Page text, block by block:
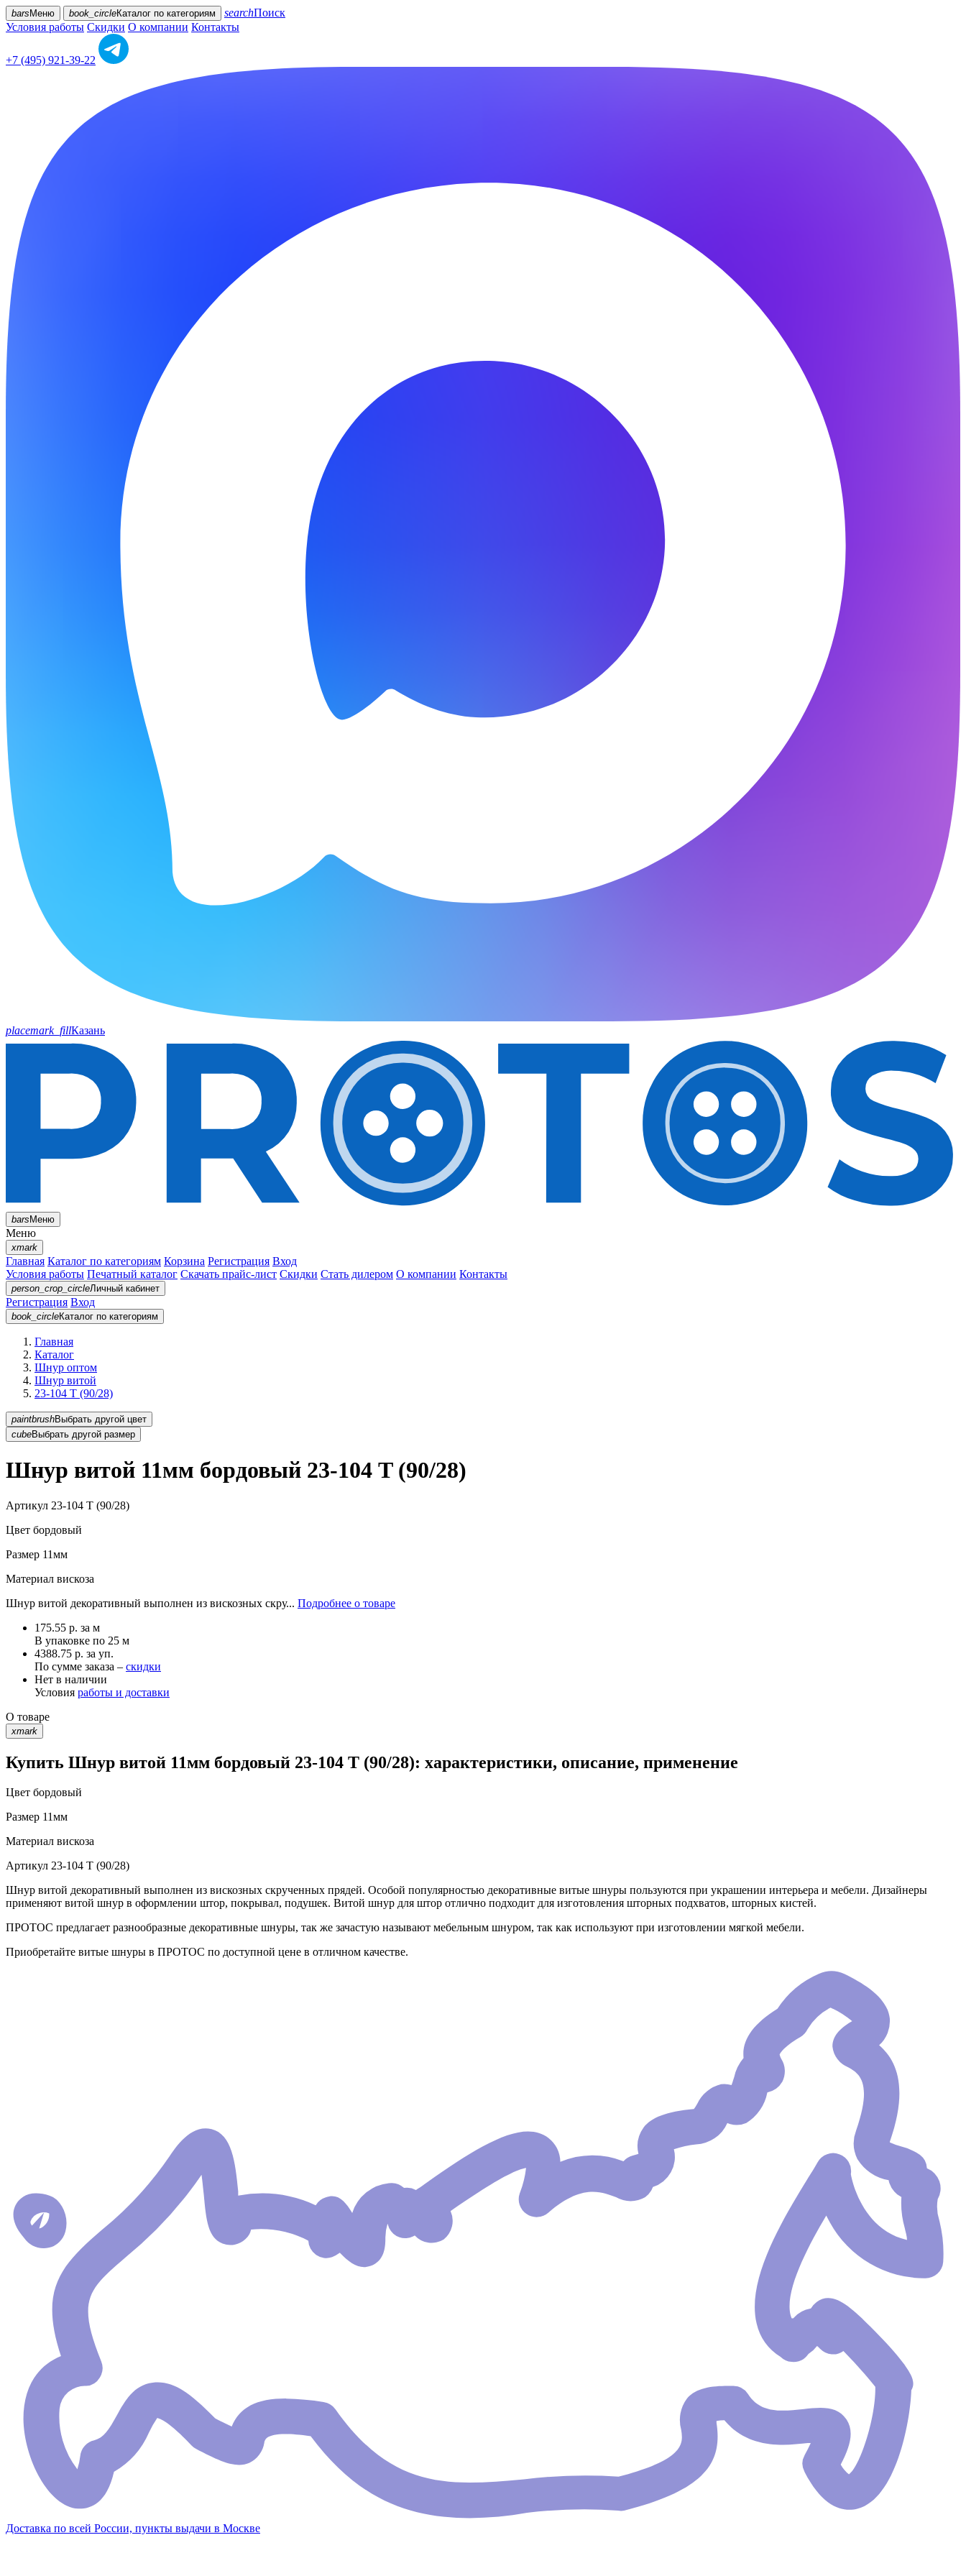
bars Меню book_circleКаталог по категориям searchПоиск
Условия работы Скидки О компании Контакты
+7 (495) 921-39-22
placemark_fillКазань
barsМеню
Меню
xmark
Главная Каталог по категориям Корзина Регистрация Вход
Условия работы Печатный каталог Скачать прайс-лист Скидки Стать дилером О компании Контакты
person_crop_circleЛичный кабинет
Регистрация Вход
book_circleКаталог по категориям
Главная
Каталог
Шнур оптом
Шнур витой
23-104 T (90/28)
paintbrush
Выбрать другой цвет
cubeВыбрать другой размер
Шнур витой 11мм бордовый 23-104 T (90/28)
Артикул 23-104 T (90/28)
Цвет бордовый
Размер 11мм
Материал вискоза
Шнур витой декоративный выполнен из вискозных скру... Подробнее о товаре
175.55 р. за м
В упаковке по 25 м
4388.75 р. за уп.
По сумме заказа – скидки
Нет в наличии
Условия работы и доставки
О товаре
xmark
Купить Шнур витой 11мм бордовый 23-104 T (90/28): характеристики, описание, применение
Цвет бордовый
Размер 11мм
Материал вискоза
Артикул 23-104 T (90/28)
Шнур витой декоративный выполнен из вискозных скрученных прядей. Особой популярностью декоративные витые шнуры пользуются при украшении интерьера и мебели. Дизайнеры
применяют витой шнур в оформлении штор, покрывал, подушек. Витой шнур для штор отлично подходит для изготовления шторных подхватов, шторных кистей.
ПРОТОС предлагает разнообразные декоративные шнуры, так же зачастую называют мебельным шнуром, так как используют при изготовлении мягкой мебели.
Приобретайте витые шнуры в ПРОТОС по доступной цене в отличном качестве.
Доставка по всей России, пункты выдачи в Москве